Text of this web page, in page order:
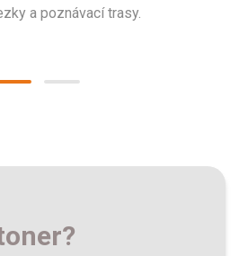
a poznávací trasy.